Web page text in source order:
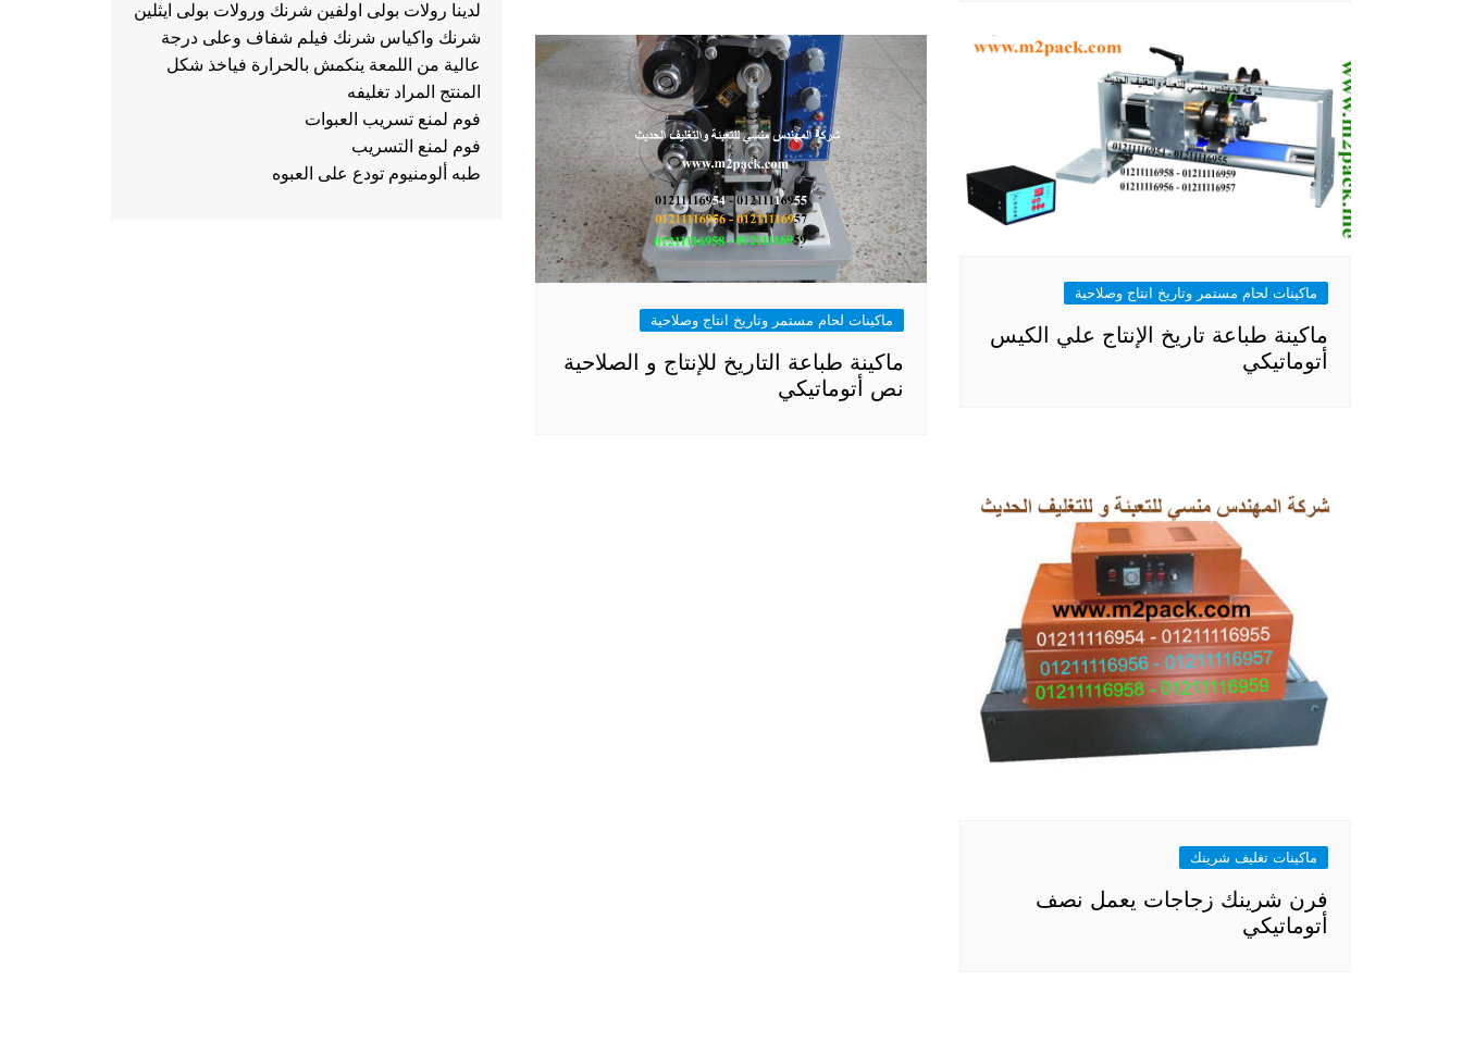
ماكينات لحام مستمر وتاريخ انتاج وصلاحية
ماكينة طباعة تاريخ الإنتاج علي الكيس
أتوماتيكي
ماكينات لحام مستمر وتاريخ انتاج وصلاحية
ماكينة طباعة التاريخ للإنتاج و الصلاحية
نص أتوماتيكي
ماكينات تغليف شرينك
فرن شرينك زجاجات يعمل نصف
أتوماتيكي
لدينا رولات بولى اولفين شرنك ورولات بولى ايثلين
شرنك واكياس شرنك فيلم شفاف وعلى درجة
عالية من اللمعة ينكمش بالحرارة فياخذ شكل
المنتج المراد تغليفه
فوم لمنع تسريب العبوات
فوم لمنع التسريب
طبه ألومنيوم تودع على العبوه